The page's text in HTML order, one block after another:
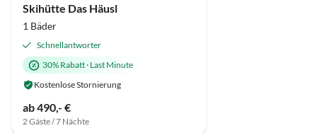
Skihütte Das Häusl
1 Bäder
Schnellantworter
30% Rabatt· Last Minute
Kostenlose Stornierung
ab 490,- €
2 Gäste / 7 Nächte